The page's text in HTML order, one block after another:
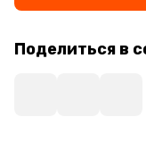
Поделиться в